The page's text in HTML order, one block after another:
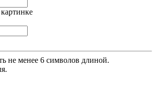
не менее 6 символов длиной.